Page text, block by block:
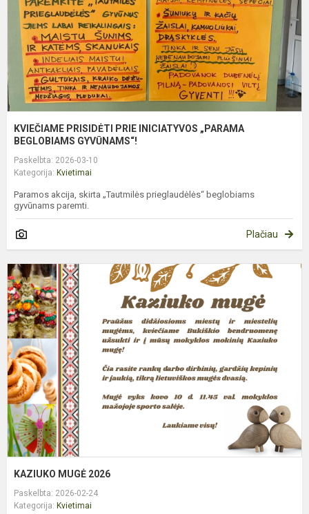
KVIEČIAME PRISIDĖTI PRIE INICIATYVOS „PARAMA
BEGLOBIAMS GYVŪNAMS“!
Paskelbta: 2026-03-10
Kategorija: Kvietimai
Paramos akcija, skirta „Tautmilės prieglaudėlės“ beglobiams
gyvūnams paremti.
Plačiau
KAZIUKO MUGĖ 2026
Paskelbta: 2026-02-24
Kategorija: Kvietimai